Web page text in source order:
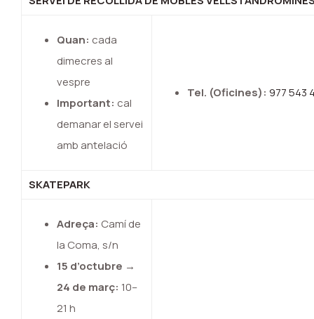
Quan: cada
dimecres al
vespre
Important: cal
demanar el servei
amb antelació
Tel. (Oficines): 977 543
SKATEPARK
Adreça: Camí de
la Coma, s/n
15 d’octubre →
24 de març: 10–
21 h